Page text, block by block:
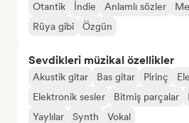
Otantik İndie Anlamlı sözler
Rüya gibi
Özgün
Sevdikleri müzikal özellikler
Akustik gitar Bas gitar Pirinç
Elektronik sesler
Bitmiş parçalar
Yaylılar
Synth Vokal